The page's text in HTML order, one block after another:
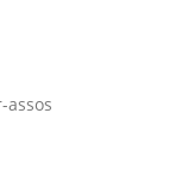
assos